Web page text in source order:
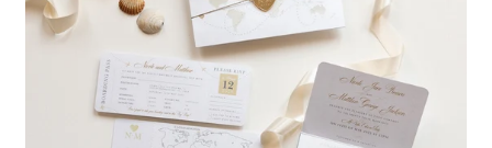
Etsy-Shop
ÜBER UNS
EINLOGGEN/REGISTRIEREN